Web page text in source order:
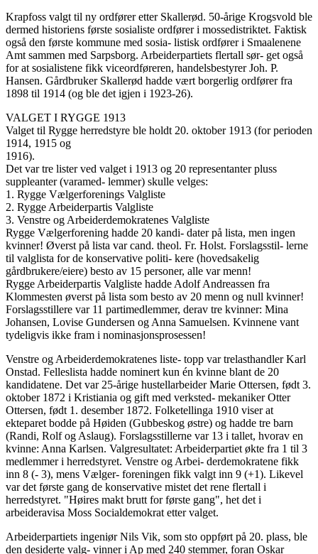
Krapfoss valgt til ny ordfører etter Skallerød. 50-årige Krogsvold ble
dermed historiens første sosialiste ordfører i mossedistriktet. Faktisk
også den første kommune med sosia- listisk ordfører i Smaalenene
Amt sammen med Sarpsborg. Arbeiderpartiets flertall sør- get også
for at sosialistene fikk viceordføreren, handelsbestyrer Joh. P.
Hansen. Gårdbruker Skallerød hadde vært borgerlig ordfører fra
1898 til 1914 (og ble det igjen i 1923-26).
VALGET I RYGGE 1913
Valget til Rygge herredstyre ble holdt 20. oktober 1913 (for perioden
1914, 1915 og
1916).
Det var tre lister ved valget i 1913 og 20 representanter pluss
suppleanter (varamed- lemmer) skulle velges:
1. Rygge Vælgerforenings Valgliste
2. Rygge Arbeiderpartis Valgliste
3. Venstre og Arbeiderdemokratenes Valgliste
Rygge Vælgerforening hadde 20 kandi- dater på lista, men ingen
kvinner! Øverst på lista var cand. theol. Fr. Holst. Forslagsstil- lerne
til valglista for de konservative politi- kere (hovedsakelig
gårdbrukere/eiere) besto av 15 personer, alle var menn!
Rygge Arbeiderpartis Valgliste hadde Adolf Andreassen fra
Klommesten øverst på lista som besto av 20 menn og null kvinner!
Forslagsstillere var 11 partimedlemmer, derav tre kvinner: Mina
Johansen, Lovise Gundersen og Anna Samuelsen. Kvinnene vant
tydeligvis ikke fram i nominasjonsprosessen!
Venstre og Arbeiderdemokratenes liste- topp var trelasthandler Karl
Onstad. Felleslista hadde nominert kun én kvinne blant de 20
kandidatene. Det var 25-årige hustellarbeider Marie Ottersen, født 3.
oktober 1872 i Kristiania og gift med verksted- mekaniker Otter
Ottersen, født 1. desember 1872. Folketellinga 1910 viser at
ekteparet bodde på Høiden (Gubbeskog østre) og hadde tre barn
(Randi, Rolf og Aslaug). Forslagsstillerne var 13 i tallet, hvorav en
kvinne: Anna Karlsen. Valgresultatet: Arbeiderpartiet økte fra 1 til 3
medlemmer i herredstyret. Venstre og Arbei- derdemokratene fikk
inn 8 (- 3), mens Vælger- foreningen fikk valgt inn 9 (+1). Likevel
var det første gang de konservative mistet det rene flertall i
herredstyret. "Høires makt brutt for første gang", het det i
arbeideravisa Moss Socialdemokrat etter valget.
Arbeiderpartiets ingeniør Nils Vik, som sto oppført på 20. plass, ble
den desiderte valg- vinner i Ap med 240 stemmer, foran Oskar